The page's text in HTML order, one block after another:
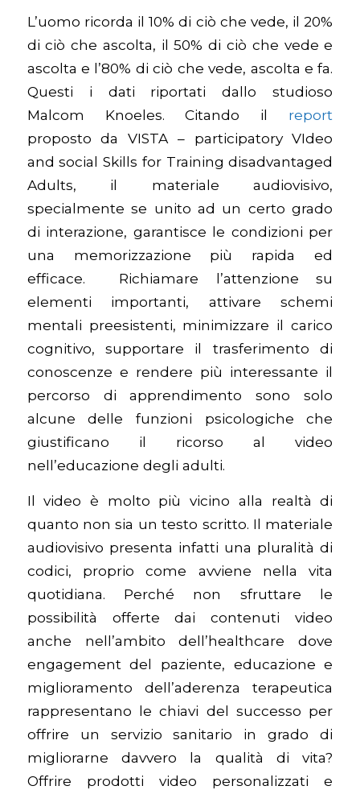
L’uomo ricorda il 10% di ciò che vede, il 20%
di ciò che ascolta, il 50% di ciò che vede e
ascolta e l’80% di ciò che vede, ascolta e fa.
Questi i dati riportati dallo studioso
Malcom Knoeles. Citando il report
proposto da VISTA – participatory VIdeo
and social Skills for Training disadvantaged
Adults, il materiale audiovisivo,
specialmente se unito ad un certo grado
di interazione, garantisce le condizioni per
una memorizzazione più rapida ed
efficace. Richiamare l’attenzione su
elementi importanti, attivare schemi
mentali preesistenti, minimizzare il carico
cognitivo, supportare il trasferimento di
conoscenze e rendere più interessante il
percorso di apprendimento sono solo
alcune delle funzioni psicologiche che
giustificano il ricorso al video
nell’educazione degli adulti.
Il video è molto più vicino alla realtà di
quanto non sia un testo scritto. Il materiale
audiovisivo presenta infatti una pluralità di
codici, proprio come avviene nella vita
quotidiana. Perché non sfruttare le
possibilità offerte dai contenuti video
anche nell’ambito dell’healthcare dove
engagement del paziente, educazione e
miglioramento dell’aderenza terapeutica
rappresentano le chiavi del successo per
offrire un servizio sanitario in grado di
migliorarne davvero la qualità di vita?
Offrire prodotti video personalizzati e